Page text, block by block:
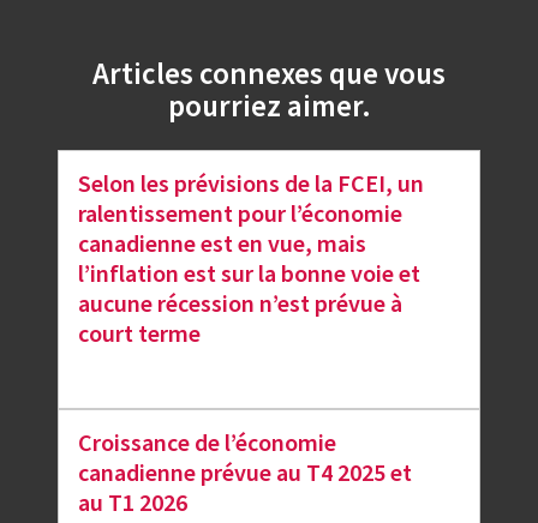
Articles connexes que vous
pourriez aimer.
Selon les prévisions de la FCEI, un
ralentissement pour l’économie
canadienne est en vue, mais
l’inflation est sur la bonne voie et
aucune récession n’est prévue à
court terme
Croissance de l’économie
canadienne prévue au T4 2025 et
au T1 2026